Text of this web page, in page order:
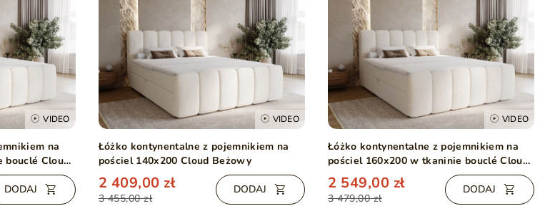
VIDEO
na
bouclé Cloud
DODAJ
VIDEO
Łóżko kontynentalne z pojemnikiem na
pościel 140x200 Cloud Beżowy
3 455,00 zł
2 409,00 zł DODAJ
VIDEO
Łóżko kontynentalne z pojemnikiem na
pościel 160x200 w tkaninie bouclé Cloud
Beżowe
3 479,00 zł
2 549,00 zł DODAJ